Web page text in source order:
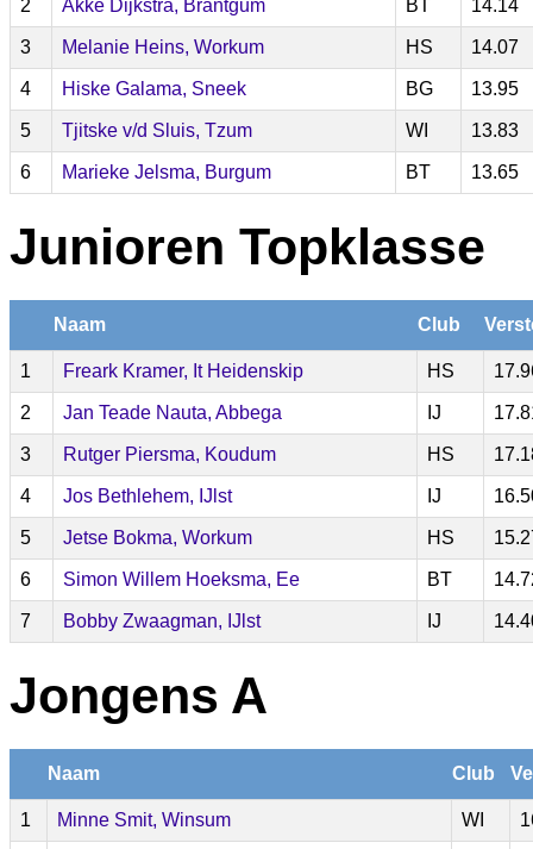
2 Akke Dijkstra, Brantgum BT 14.14
3 Melanie Heins, Workum HS 14.07
4 Hiske Galama, Sneek BG 13.95
5 Tjitske v/d Sluis, Tzum WI 13.83
6 Marieke Jelsma, Burgum BT 13.65
Junioren Topklasse
Naam Club
1 Freark Kramer, It Heidenskip HS
2 Jan Teade Nauta, Abbega IJ
3 Rutger Piersma, Koudum HS
4 Jos Bethlehem, IJlst IJ
5 Jetse Bokma, Workum HS
6 Simon Willem Hoeksma, Ee BT
7 Bobby Zwaagman, IJlst IJ
Jongens A
Naam Club
1 Minne Smit, Winsum WI